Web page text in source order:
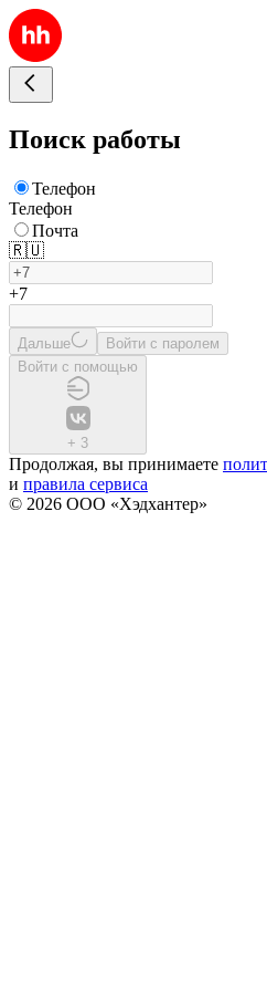
Поиск работы
Телефон
Телефон
Почта
🇷🇺
+7
Дальше
Войти с паролем
Войти с помощью
+ 3
Продолжая, вы принимаете
и правила сервиса
© 2026 ООО «Хэдхантер»